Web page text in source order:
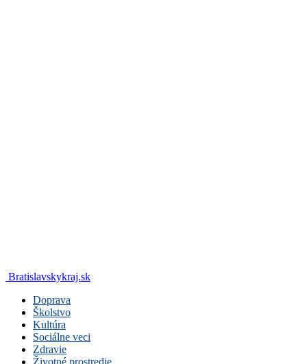
Bratislavskykraj.sk
Doprava
Školstvo
Kultúra
Sociálne veci
Zdravie
Životné prostredie